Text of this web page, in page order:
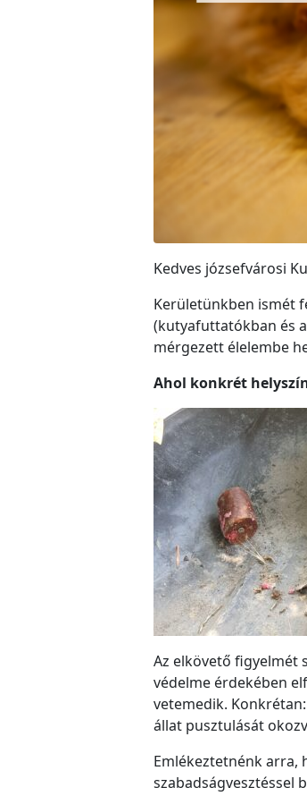
Kedves józsefvárosi
Kerületünkben ismét
(kutyafuttatókban és
mérgezett élelembe
Ahol konkrét
Az elkövető figyelmét
védelme érdekében
vetemedik.
állat pusztulását
Emlékeztetnénk arra,
szabadságvesztéssel